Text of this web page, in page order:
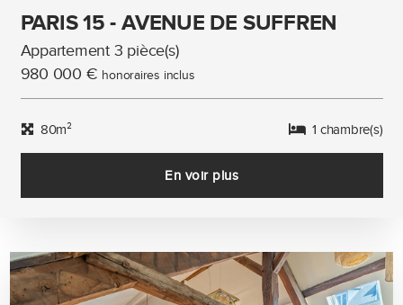
PARIS 15 - AVENUE DE SUFFREN
Appartement 3 pièce(s)
980 000 € honoraires inclus
80m² 1 chambre(s)
En voir plus